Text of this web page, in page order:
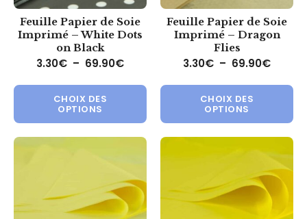
Feuille Papier de Soie
Imprimé – White Dots
on Black
3.30€ – 69.90€Plage de prix : 3.30€ à 69.90€
CHOIX DES
OPTIONS
Ce produit a plusieurs
Feuille Papier de Soie
Imprimé – Dragon
Flies
3.30€ – 69.90€Plage
CHOIX DES
OPTIONS